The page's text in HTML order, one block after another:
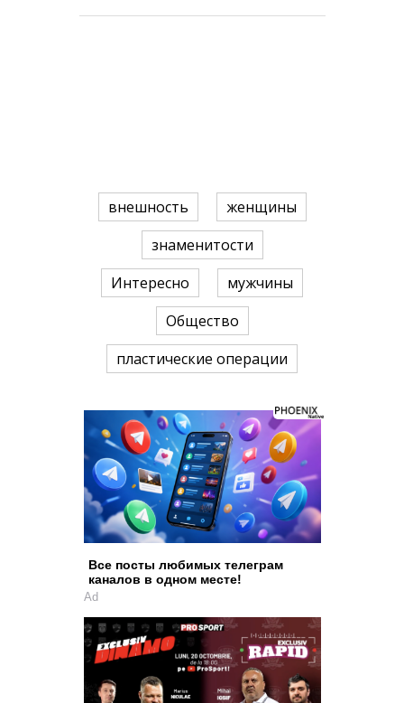
внешность
женщины
знаменитости
Интересно
мужчины
Общество
пластические операции
Все посты любимых телеграм
каналов в одном месте!
Ad